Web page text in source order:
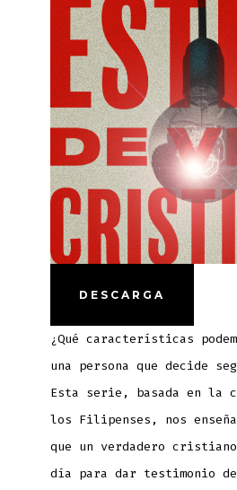
DESCARGA
¿Qué características
una persona que decide
Esta serie, basada en la
los Filipenses, nos
que un verdadero
día para dar testimonio